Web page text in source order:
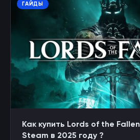
ГАЙДЫ
Как купить Lords of the Fallen в России через
Steam в 2025 году ?